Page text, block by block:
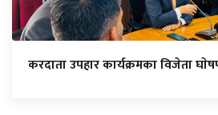
करदाता उपहार कार्यक्रमका विजेता